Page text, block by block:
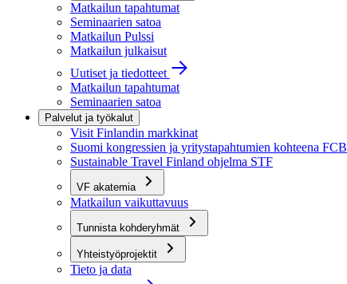
Matkailun tapahtumat
Seminaarien satoa
Matkailun Pulssi
Matkailun julkaisut
Uutiset ja tiedotteet
Matkailun tapahtumat
Seminaarien satoa
Palvelut ja työkalut
Visit Finlandin markkinat
Suomi kongressien ja yritystapahtumien kohteena FCB
Sustainable Travel Finland ohjelma STF
VF akatemia
Matkailun vaikuttavuus
Tunnista kohderyhmät
Yhteistyöprojektit
Tieto ja data